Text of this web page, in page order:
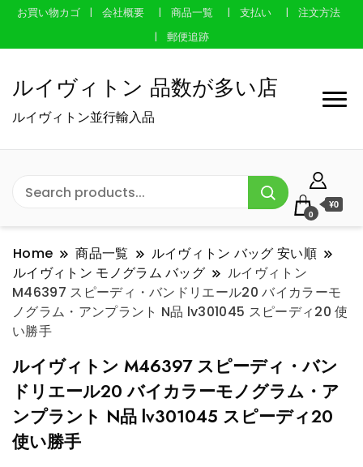
お買い物カゴ 会社概要 商品一覧 支払い
注文方法
郵便追跡
ルイヴィトン 品数が多い店
ルイヴィトン並行輸入品
0
¥0
Home 商品一覧
ルイヴィトン バッグ 安い順
ルイヴィトン モノグラム バッグ
ルイヴィトン
M46397 スピーディ・バンドリエール20 バイカラーモ
ノグラム・アンプラント N品 lv301045 スピーディ20 使
い勝手
ルイヴィトン M46397 スピーディ・バン
ドリエール20 バイカラーモノグラム・ア
ンプラント N品 lv301045 スピーディ20
使い勝手